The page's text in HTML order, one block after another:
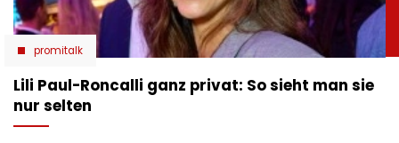
promitalk
Lili Paul-Roncalli ganz privat: So sieht man sie
nur selten